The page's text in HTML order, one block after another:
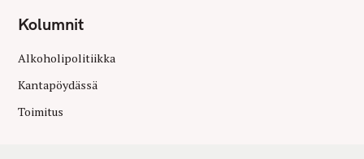
Kolumnit
Alkoholipolitiikka
Kantapöydässä
Toimitus